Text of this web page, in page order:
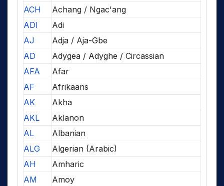
ACH
Achang / Ngac'ang
ADI
Adi
AJ
Adja / Aja-Gbe
AD
Adygea / Adyghe / Circassian
AFA
Afar
AF
Afrikaans
AK
Akha
AKL
Aklanon
AL
Albanian
ALG
Algerian (Arabic)
AH
Amharic
AM
Amoy